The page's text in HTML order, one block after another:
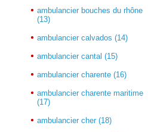
ambulancier bouches du rhône
(13)
ambulancier calvados (14)
ambulancier cantal (15)
ambulancier charente (16)
ambulancier charente maritime
(17)
ambulancier cher (18)